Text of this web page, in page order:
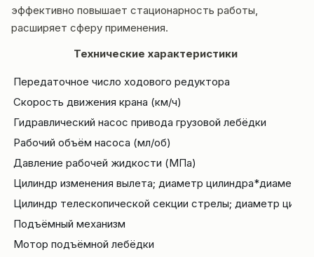
эффективно повышает стационарность работы,
расширяет сферу применения.
Технические характеристики
Передаточное число ходового редуктора
Скорость движения крана (км/ч)
Гидравлический насос привода грузовой лебёдки
Рабочий объём насоса (мл/об)
Давление рабочей жидкости (МПа)
Цилиндр изменения вылета; диаметр цилиндра*диаметр
Цилиндр телескопической секции стрелы; диаметр
Подъёмный механизм
Мотор подъёмной лебёдки